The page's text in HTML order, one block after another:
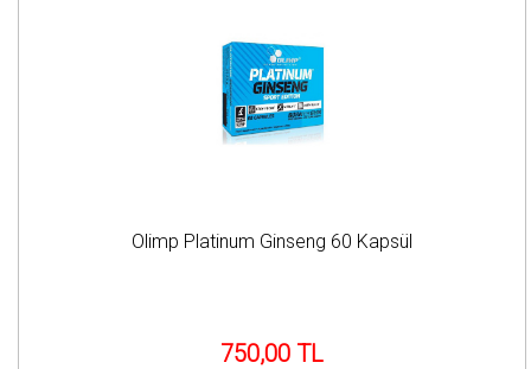
Olimp Platinum Ginseng 60 Kapsül
750,00 TL